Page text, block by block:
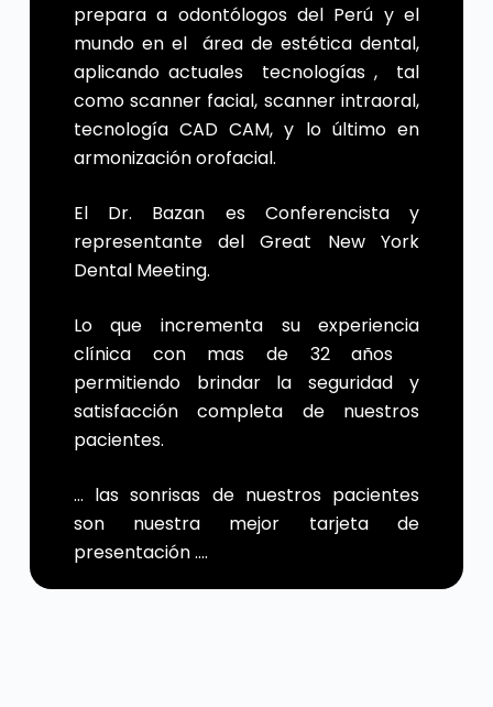
prepara a odontólogos del Perú y el
mundo en el área de estética dental,
aplicando actuales tecnologías , tal
como scanner facial, scanner intraoral,
tecnología CAD CAM, y lo último en
armonización orofacial.
El Dr. Bazan es Conferencista y
representante del Great New York
Dental Meeting.
Lo que incrementa su experiencia
clínica con mas de 32 años
permitiendo brindar la seguridad y
satisfacción completa de nuestros
pacientes.
… las sonrisas de nuestros pacientes
son nuestra mejor tarjeta de
presentación ….